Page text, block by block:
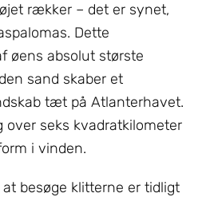
rækker – det er synet,
Dette
øens absolut største
sand skaber et
tæt på Atlanterhavet.
seks kvadratkilometer
i vinden.
besøge klitterne er tidligt